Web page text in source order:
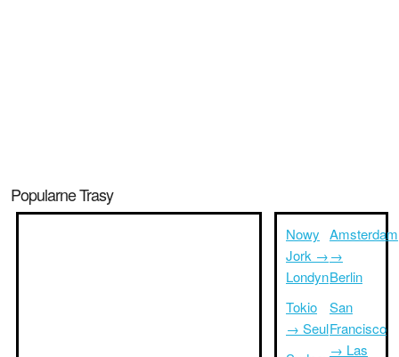
Popularne Trasy
Nowy
Jork →
Londyn
Tokio
→ Seul
Amsterdam
→
Berlin
San
Francisco
→ Las